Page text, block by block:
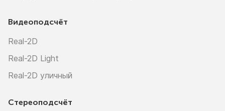
Видеоподсчёт
Real-2D
Real-2D Light
Real-2D уличный
Стереоподсчёт